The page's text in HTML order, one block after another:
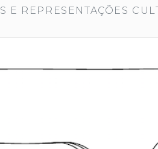
REPRESENTAÇÕES